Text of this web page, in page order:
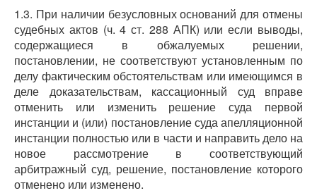
1.3. При наличии безусловных оснований для отмены
судебных актов (ч. 4 ст. 288 АПК) или если выводы,
содержащиеся в обжалуемых решении,
постановлении, не соответствуют установленным по
делу фактическим обстоятельствам или имеющимся в
деле доказательствам, кассационный суд вправе
отменить или изменить решение суда первой
инстанции и (или) постановление суда апелляционной
инстанции полностью или в части и направить дело на
новое рассмотрение в соответствующий
арбитражный суд, решение, постановление которого
отменено или изменено.